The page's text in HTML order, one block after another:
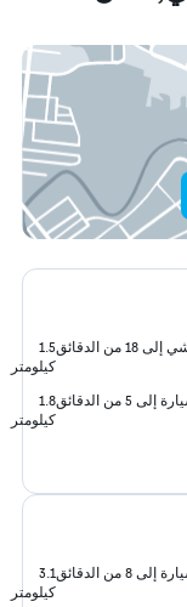
من الدقائق
1.5
كيلومتر
5 من الدقائق
1.8
كيلومتر
8 من الدقائق
3.1
كيلومتر